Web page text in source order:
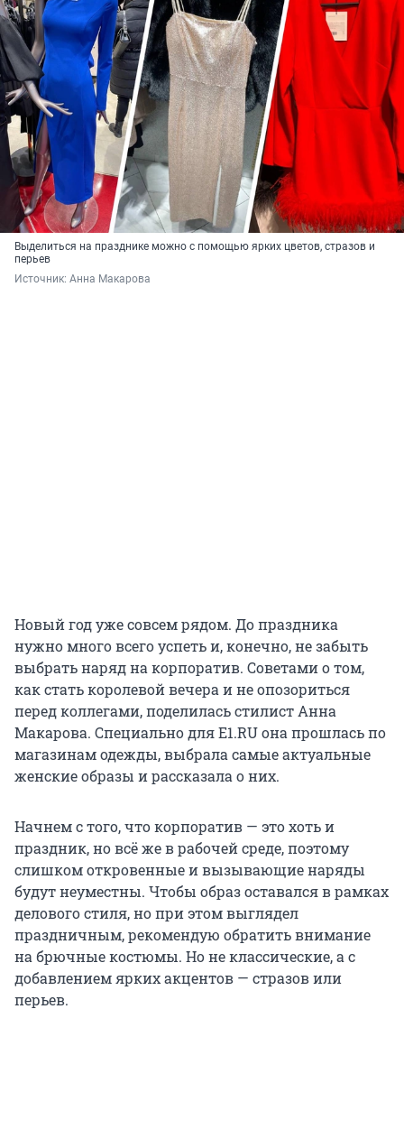
Выделиться на празднике можно с помощью ярких цветов, стразов и
перьев
Источник: Анна Макарова
Новый год уже совсем рядом. До праздника
нужно много всего успеть и, конечно, не забыть
выбрать наряд на корпоратив. Советами о том,
как стать королевой вечера и не опозориться
перед коллегами, поделилась стилист Анна
Макарова. Специально для E1.RU она прошлась по
магазинам одежды, выбрала самые актуальные
женские образы и рассказала о них.
Начнем с того, что корпоратив — это хоть и
праздник, но всё же в рабочей среде, поэтому
слишком откровенные и вызывающие наряды
будут неуместны. Чтобы образ оставался в рамках
делового стиля, но при этом выглядел
праздничным, рекомендую обратить внимание
на брючные костюмы. Но не классические, а с
добавлением ярких акцентов — стразов или
перьев.